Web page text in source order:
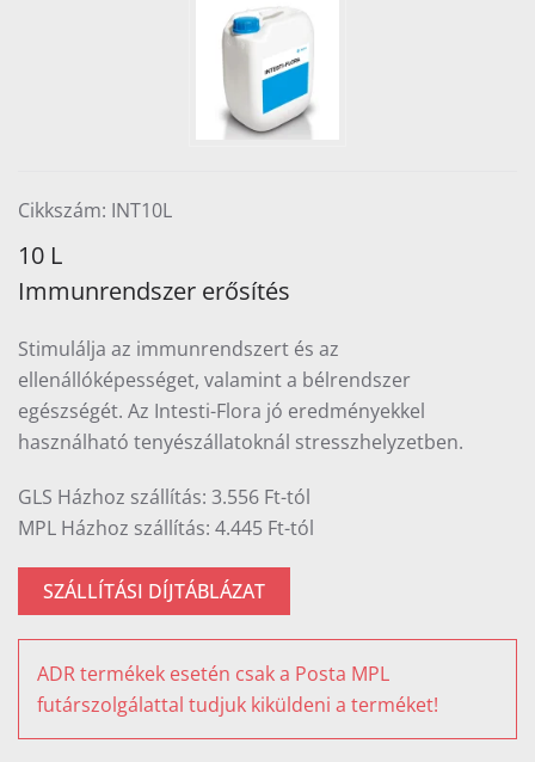
Cikkszám: INT10L
10 L
Immunrendszer erősítés
Stimulálja az immunrendszert és az
ellenállóképességet, valamint a bélrendszer
egészségét. Az Intesti-Flora jó eredményekkel
használható tenyészállatoknál stresszhelyzetben.
GLS Házhoz szállítás: 3.556 Ft-tól
MPL Házhoz szállítás: 4.445 Ft-tól
SZÁLLÍTÁSI DÍJTÁBLÁZAT
ADR termékek esetén csak a Posta MPL
futárszolgálattal tudjuk kiküldeni a terméket!